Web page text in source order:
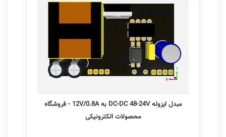
مبدل ایزوله DC-DC 48-24V به 12V/0.8A - فروشگاه
محصولات الکترونیکی